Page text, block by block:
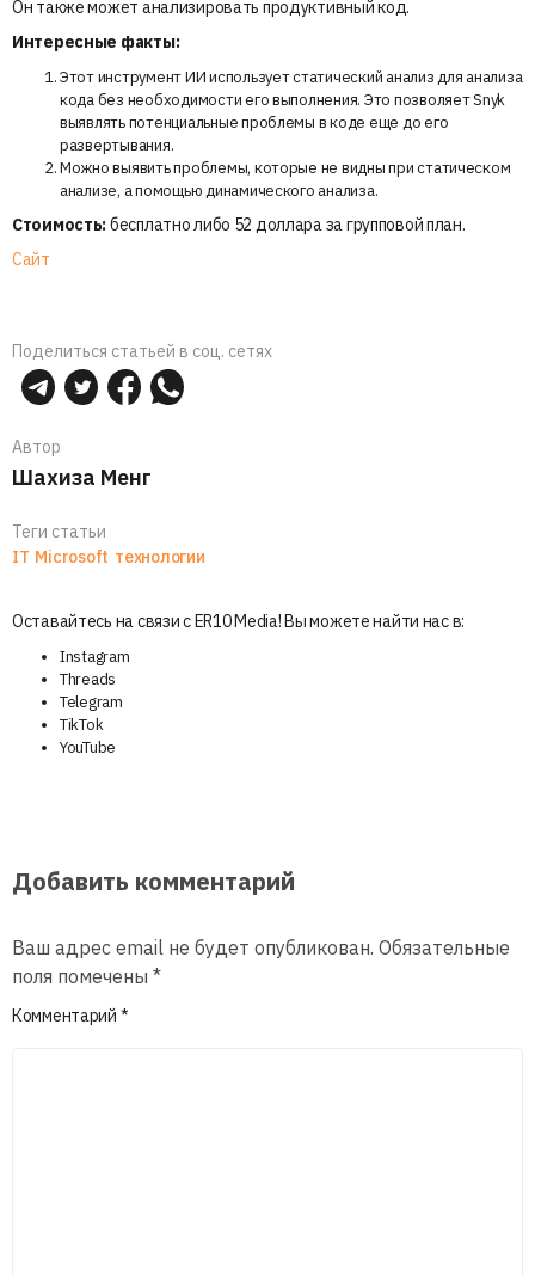
Он также может анализировать продуктивный код.
Интересные факты:
Этот инструмент ИИ использует статический анализ для анализа
кода без необходимости его выполнения. Это позволяет Snyk
выявлять потенциальные проблемы в коде еще до его
развертывания.
Можно выявить проблемы, которые не видны при статическом
анализе, а помощью динамического анализа.
Стоимость:бесплатно либо 52 доллара за групповой план.
Сайт
Поделиться статьей в соц. сетях
Автор
Шахиза Менг
Теги статьи
IT Microsoft технологии
Оставайтесь на связи с ER10 Media! Вы можете найти нас в:
Instagram
Threads
Telegram
TikTok
YouTube
Добавить комментарий
Ваш адрес email не будет опубликован. Обязательные
поля помечены *
Комментарий *